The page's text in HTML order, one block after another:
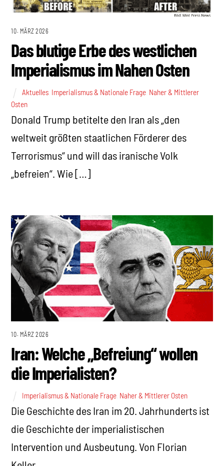
10. MÄRZ 2026
Das blutige Erbe des westlichen
Imperialismus im Nahen Osten
Aktuelles Imperialismus & Nationale Frage Naher & Mittlerer
Osten
Donald Trump betitelte den Iran als „den
weltweit größten staatlichen Förderer des
Terrorismus“ und will das iranische Volk
„befreien“. Wie […]
10. MÄRZ 2026
Iran: Welche „Befreiung“ wollen
die Imperialisten?
Imperialismus & Nationale Frage Naher & Mittlerer Osten
Die Geschichte des Iran im 20. Jahrhunderts ist
die Geschichte der imperialistischen
Intervention und Ausbeutung. Von Florian